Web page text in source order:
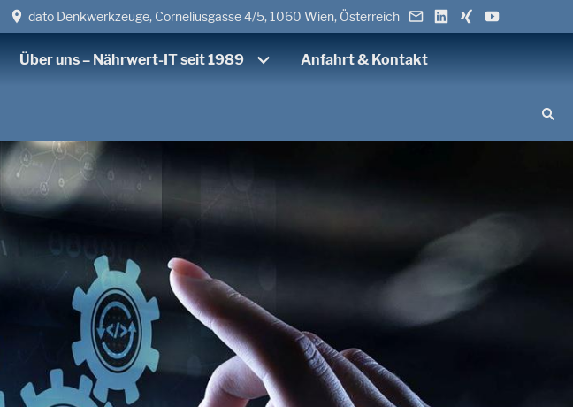
dato Denkwerkzeuge, Corneliusgasse 4/5, 1060 Wien, Österreich
Über uns – Nährwert-IT seit 1989 Anfahrt & Kontakt